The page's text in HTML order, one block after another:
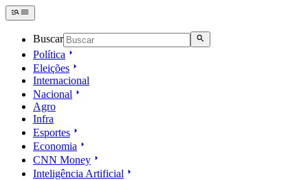
Buscar
Política
Eleições
Internacional
Nacional
Agro
Infra
Esportes
Economia
CNN Money
Inteligência Artificial